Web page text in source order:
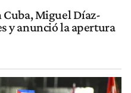
Miguel Díaz-
y anunció la apertura